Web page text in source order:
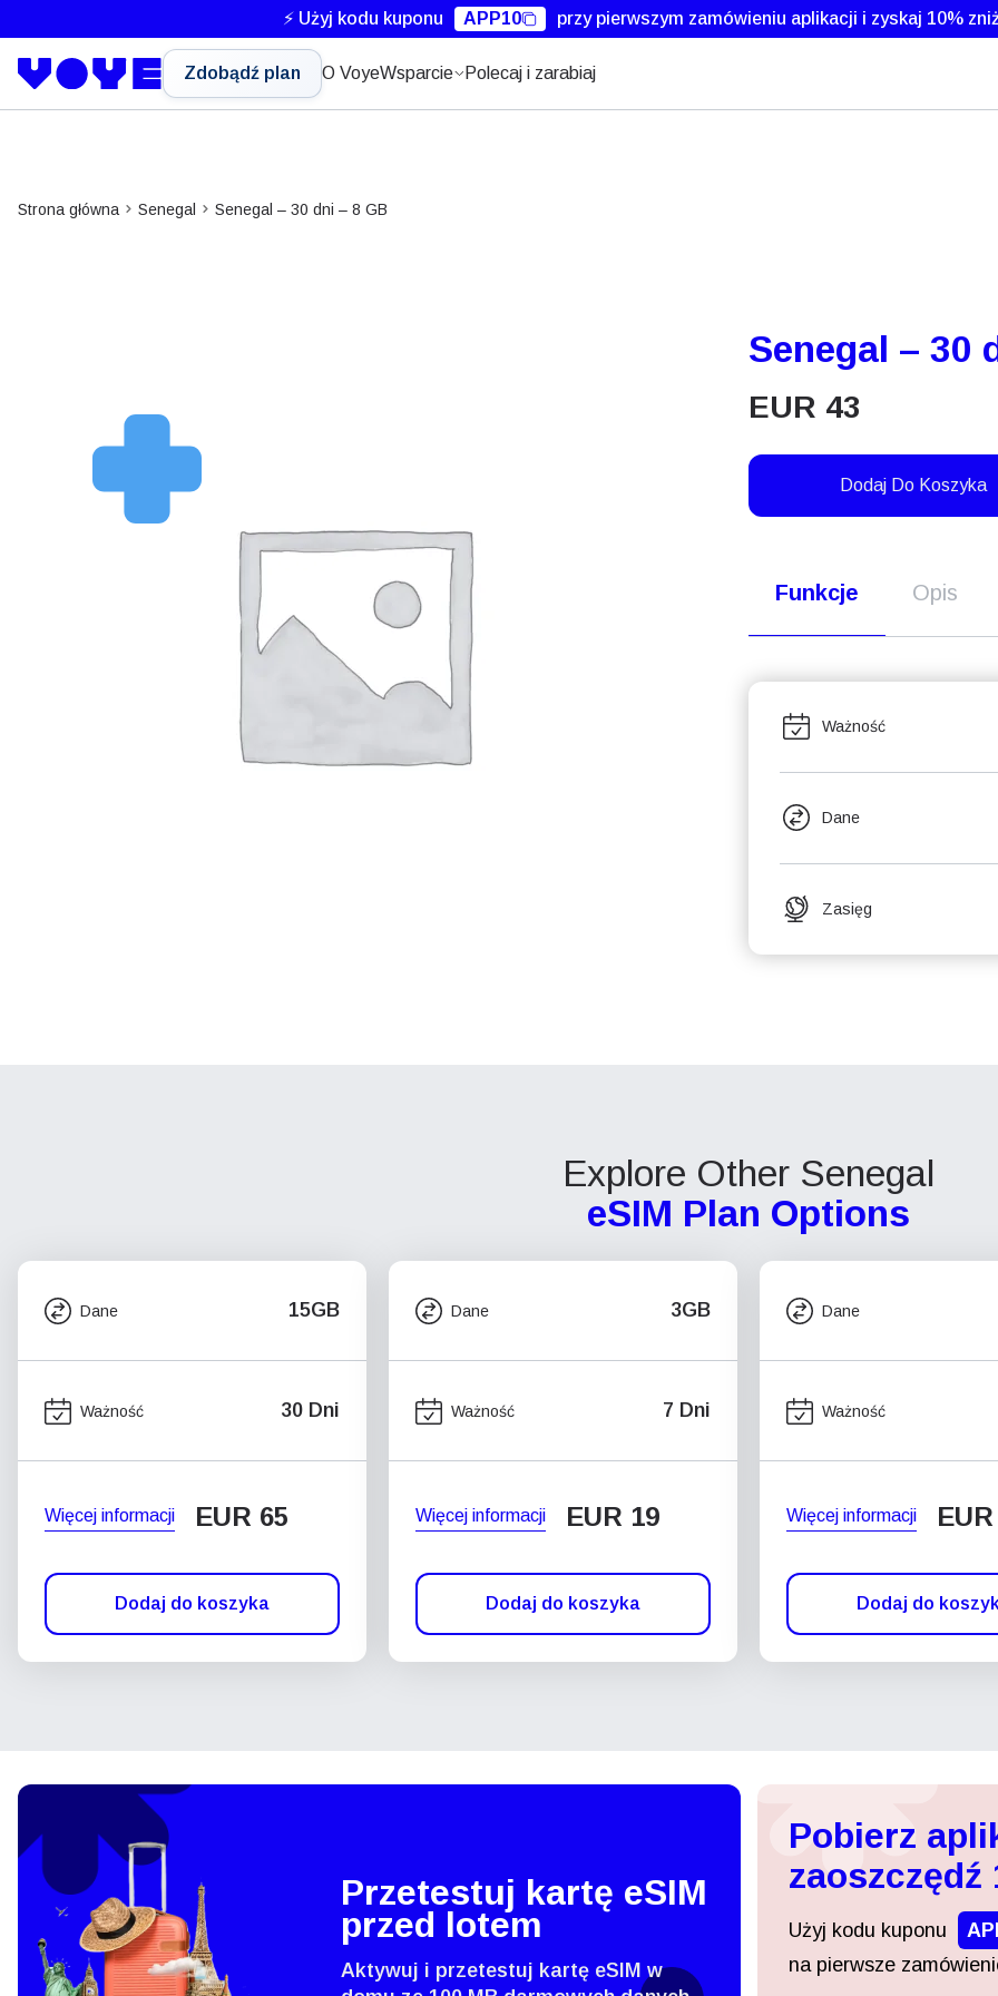
⚡ Użyj kodu kuponu APP10 przy pierwszym zamówieniu aplikacji i zyskaj 10%
Zdobądź plan O VoyeWsparcie Polecaj i zarabiaj
Strona główna Senegal Senegal – 30 dni – 8 GB
Senegal – 30
EUR 43
Dodaj Do Koszyka
Funkcje Opis
Ważność
Dane
Zasięg
Explore Other Senegal
eSIM Plan Options
Dane 15GB
Ważność 30 Dni
Więcej informacji EUR 65
Dodaj do koszyka
Dane 3GB
Ważność 7 Dni
Więcej informacji EUR 19
Dodaj do koszyka
Dane
Ważność
Więcej informacji
Dodaj do
Przetestuj kartę eSIM
przed lotem
Aktywuj i przetestuj kartę eSIM w
Pobierz
zaoszczędź
Użyj kodu kuponu
na pierwsze